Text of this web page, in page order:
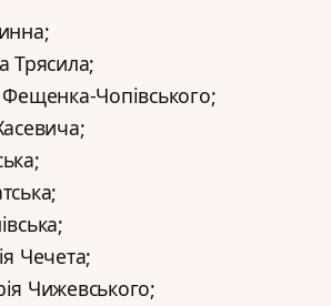
Трясила;
Фещенка-Чопівського;
Чечета;
Чижевського;